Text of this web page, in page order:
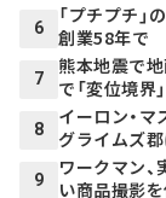
6
「プチプチ」
創業58年で
7
熊本地震で
で「変位境
8
イーロン・
グライムズ
9
ワークマン
い商品撮影